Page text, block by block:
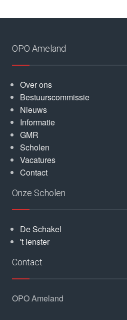
OPO Ameland
Over ons
Bestuurscommissie
Nieuws
Informatie
GMR
Scholen
Vacatures
Contact
Onze Scholen
De Schakel
't Ienster
Contact
OPO Ameland